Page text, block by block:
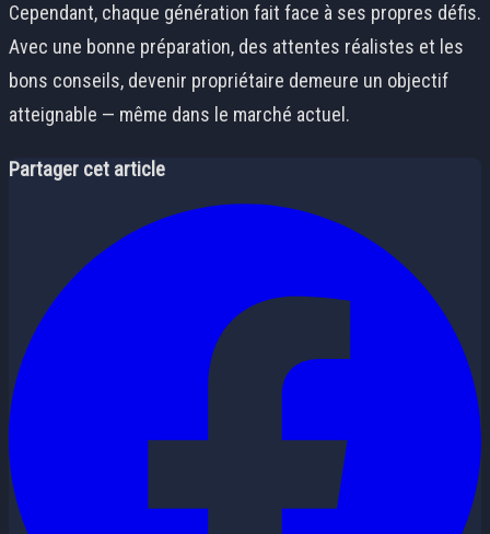
Cependant, chaque génération fait face à ses propres défis.
Avec une bonne préparation, des attentes réalistes et les
bons conseils, devenir propriétaire demeure un objectif
atteignable — même dans le marché actuel.
Partager cet article